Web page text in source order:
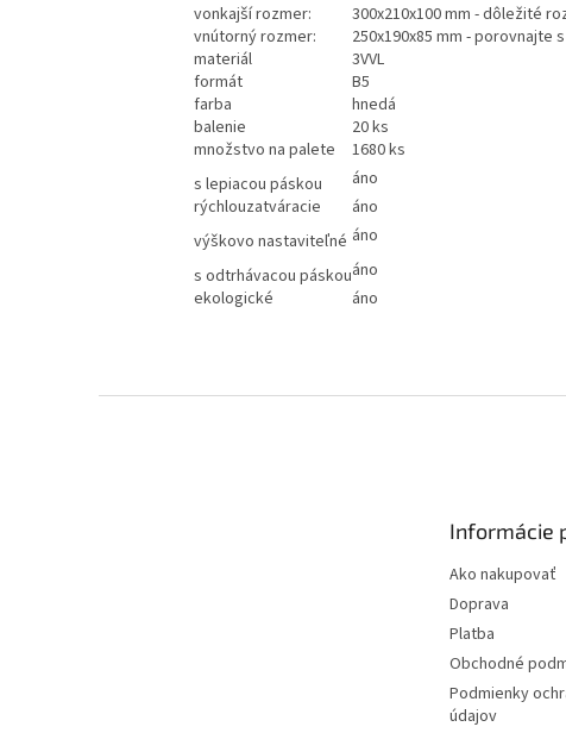
vonkajší rozmer:
300x210x100 mm - dôležité
vnútorný rozmer:
250x190x85 mm - porovnajte
materiál
3VVL
formát
B5
farba
hnedá
balenie
20 ks
množstvo na palete
1680 ks
s lepiacou páskou
áno
rýchlouzatváracie
áno
výškovo nastaviteľné áno
s odtrhávacou páskouáno
ekologické
áno
Informácie
Ako nakupovať
Doprava
Platba
Obchodné
Podmienky
údajov